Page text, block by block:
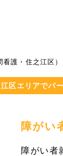
護・住之江区）
区エリアでパ
障がい
障がい者